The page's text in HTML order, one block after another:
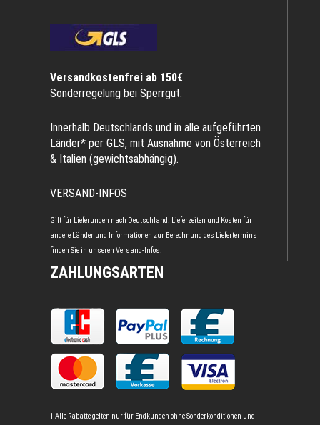
Versandkostenfrei ab 150€
Sonderregelung bei Sperrgut.
Innerhalb Deutschlands und in alle aufgeführten
Länder* per GLS, mit Ausnahme von Österreich
& Italien (gewichtsabhängig).
VERSAND-INFOS
Gilt für Lieferungen nach Deutschland. Lieferzeiten und Kosten für
andere Länder und Informationen zur Berechnung des Liefertermins
finden Sie in unseren Versand-Infos.
ZAHLUNGSARTEN
1 Alle Rabatte gelten nur für Endkunden ohne Sonderkonditionen und